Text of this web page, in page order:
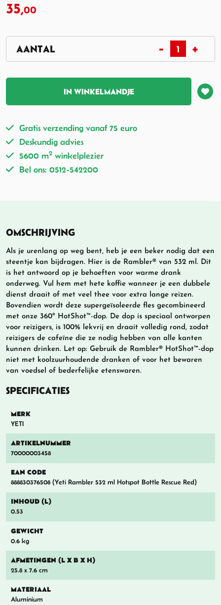
35,00
IN WINKELMANDJE
Gratis verzending vanaf 75 euro
Deskundig advies
5600 m2 winkelplezier
Bel ons: 0512-542200
OMSCHRIJVING
Als je urenlang op weg bent, heb je een beker nodig dat een
steentje kan bijdragen. Hier is de Rambler® van 532 ml. Dit
is het antwoord op je behoeften voor warme drank
onderweg. Vul hem met hete koffie wanneer je een dubbele
dienst draait of met veel thee voor extra lange reizen.
Bovendien wordt deze supergeïsoleerde fles gecombineerd
met onze 360º HotShot™-dop. De dop is speciaal ontworpen
voor reizigers, is 100% lekvrij en draait volledig rond, zodat
reizigers de cafeïne die ze nodig hebben van alle kanten
kunnen drinken. Let op: Gebruik de Rambler® HotShot™-dop
niet met koolzuurhoudende dranken of voor het bewaren
van voedsel of bederfelijke etenswaren.
SPECIFICATIES
MERK
YETI
ARTIKELNUMMER
70000003458
EAN CODE
888830376508 (Yeti Rambler 532 ml Hotspot Bottle Rescue Red)
INHOUD (L)
0.53
GEWICHT
0.6 kg
AFMETINGEN (L X B X H)
25.8 x 7.6 cm
MATERIAAL
Aluminium